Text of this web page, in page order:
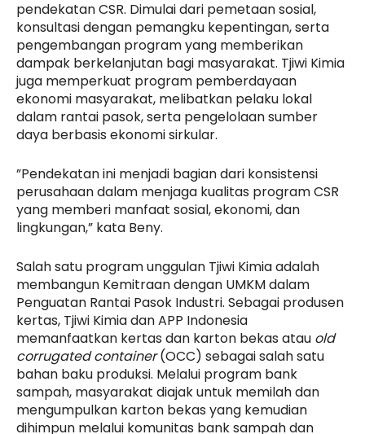
pendekatan CSR. Dimulai dari pemetaan sosial,
konsultasi dengan pemangku kepentingan, serta
pengembangan program yang memberikan
dampak berkelanjutan bagi masyarakat. Tjiwi Kimia
juga memperkuat program pemberdayaan
ekonomi masyarakat, melibatkan pelaku lokal
dalam rantai pasok, serta pengelolaan sumber
daya berbasis ekonomi sirkular.
”Pendekatan ini menjadi bagian dari konsistensi
perusahaan dalam menjaga kualitas program CSR
yang memberi manfaat sosial, ekonomi, dan
lingkungan,” kata Beny.
Salah satu program unggulan Tjiwi Kimia adalah
membangun Kemitraan dengan UMKM dalam
Penguatan Rantai Pasok Industri. Sebagai produsen
kertas, Tjiwi Kimia dan APP Indonesia
memanfaatkan kertas dan karton bekas atau old
corrugated container(OCC) sebagai salah satu
bahan baku produksi. Melalui program bank
sampah, masyarakat diajak untuk memilah dan
mengumpulkan karton bekas yang kemudian
dihimpun melalui komunitas bank sampah dan